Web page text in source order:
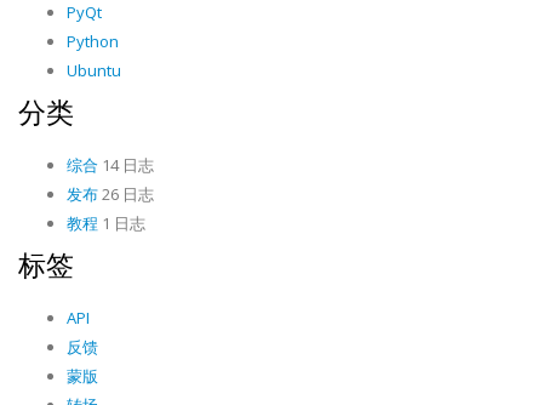
PyQt
Python
Ubuntu
分类
综合 14 日志
发布26 日志
教程 1 日志
标签
API
反馈
蒙版